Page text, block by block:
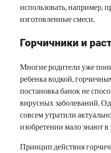
использовать, например,
изготовленные смеси.
Горчичники и
Многие родители уже
ребенка водкой,
постановка банок не
вирусных заболеваний.
совсем утратили
изобретении мало знают
Принцип действия